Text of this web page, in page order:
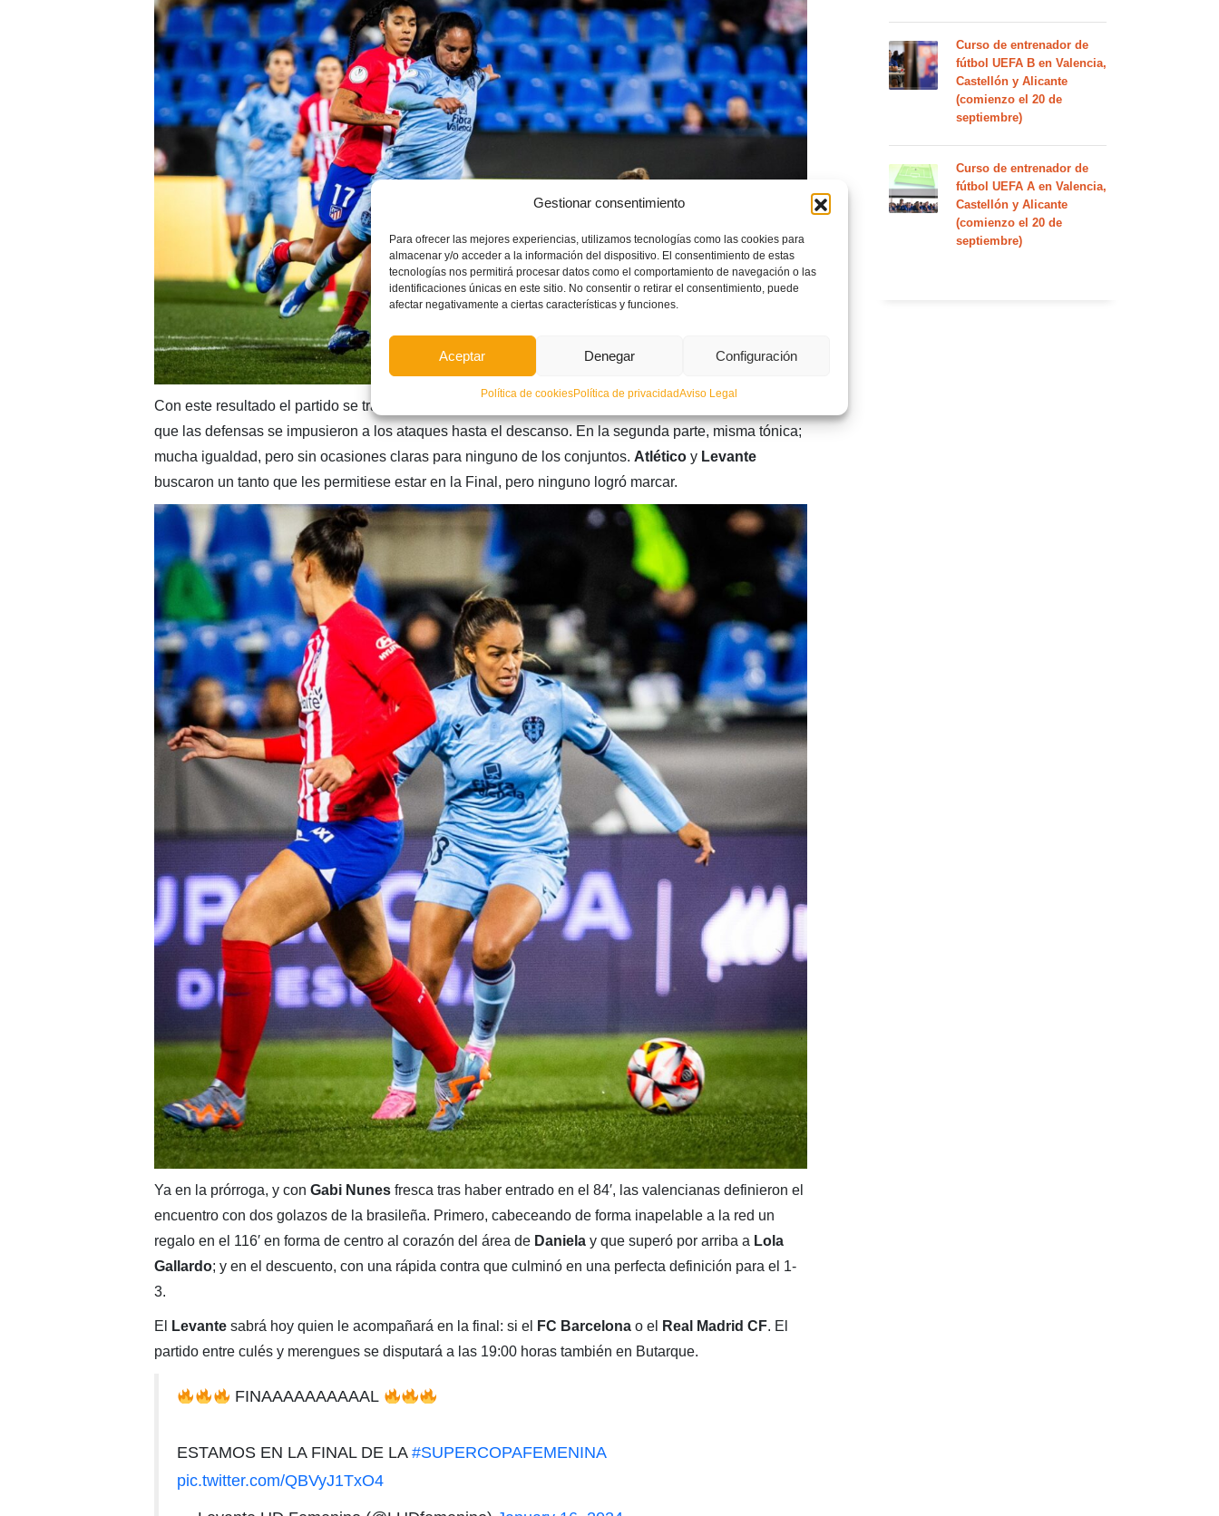
Gestionar consentimiento
Para ofrecer las mejores experiencias, utilizamos tecnologías como las cookies para
almacenar y/o acceder a la información del dispositivo. El consentimiento de estas
tecnologías nos permitirá procesar datos como el comportamiento de navegación o las
identificaciones únicas en este sitio. No consentir o retirar el consentimiento, puede
afectar negativamente a ciertas características y funciones.
Aceptar Denegar Configuración
Política de cookiesPolítica de privacidadAviso Legal
Con este resultado el partido se transformó en una constante ida y venida de ambos equipos en el
que las defensas se impusieron a los ataques hasta el descanso. En la segunda parte, misma tónica;
mucha igualdad, pero sin ocasiones claras para ninguno de los conjuntos. Atlético y Levante
buscaron un tanto que les permitiese estar en la Final, pero ninguno logró marcar.
Ya en la prórroga, y con Gabi Nunesfresca tras haber entrado en el 84′, las valencianas definieron el
encuentro con dos golazos de la brasileña. Primero, cabeceando de forma inapelable a la red un
regalo en el 116′ en forma de centro al corazón del área de Daniela y que superó por arriba a Lola
Gallardo; y en el descuento, con una rápida contra que culminó en una perfecta definición para el 1-
3.
El Levante sabrá hoy quien le acompañará en la final: si el FC Barcelonao el Real Madrid CF. El
partido entre culés y merengues se disputará a las 19:00 horas también en Butarque.
FINAAAAAAAAAAL
ESTAMOS EN LA FINAL DE LA #SUPERCOPAFEMENINA
pic.twitter.com/QBVyJ1TxO4
Curso de entrenador de
fútbol UEFA B en Valencia,
Castellón y Alicante
(comienzo el 20 de
septiembre)
Curso de entrenador de
fútbol UEFA A en Valencia,
Castellón y Alicante
(comienzo el 20 de
septiembre)